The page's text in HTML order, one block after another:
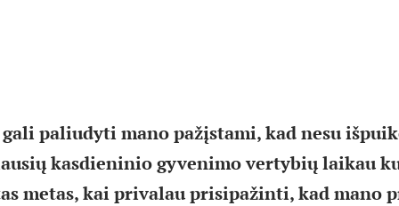
paliudyti mano pažįstami, kad nesu
kasdieninio gyvenimo vertybių laikau
metas, kai privalau prisipažinti, kad mano